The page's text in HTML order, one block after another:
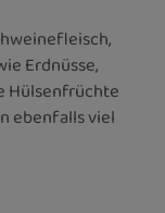
Erdnüsse,
Hülsenfrüchte
ebenfalls viel